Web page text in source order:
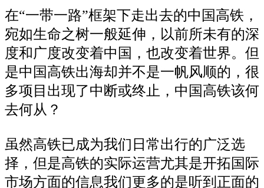
在“一带一路”框架下走出去的中国高铁，
宛如生命之树一般延伸，以前所未有的深
度和广度改变着中国，也改变着世界。但
是中国高铁出海却并不是一帆风顺的，很
多项目出现了中断或终止，中国高铁该何
去何从？
虽然高铁已成为我们日常出行的广泛选
择，但是高铁的实际运营尤其是开拓国际
市场方面的信息我们更多的是听到正面的